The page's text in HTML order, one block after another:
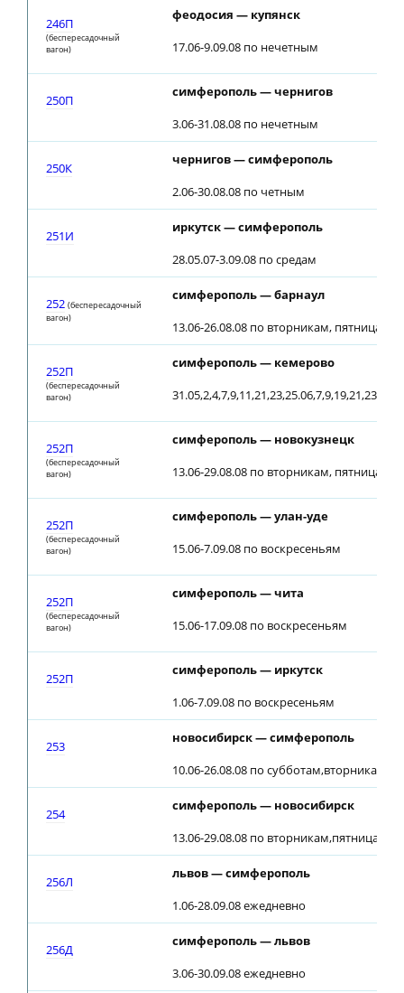
246П
(беспересадочный
вагон)
феодосия — купянск
17.06-9.09.08 по нечетным
250П
симферополь — чернигов
3.06-31.08.08 по нечетным
250К
чернигов — симферополь
2.06-30.08.08 по четным
251И
иркутск — симферополь
28.05.07-3.09.08 по средам
252 (беспересадочный
вагон)
симферополь — барнаул
13.06-26.08.08 по вторникам, пятницам;
252П
(беспересадочный
вагон)
симферополь — кемерово
252П
(беспересадочный
вагон)
симферополь — новокузнецк
13.06-29.08.08 по вторникам, пятницам;
252П
(беспересадочный
вагон)
симферополь — улан-уде
15.06-7.09.08 по воскресеньям
252П
(беспересадочный
вагон)
симферополь — чита
15.06-17.09.08 по воскресеньям
252П
симферополь — иркутск
1.06-7.09.08 по воскресеньям
253
новосибирск — симферополь
10.06-26.08.08 по субботам,вторникам
254
симферополь — новосибирск
13.06-29.08.08 по вторникам,пятницам
256Л
львов — симферополь
1.06-28.09.08 ежедневно
256Д
симферополь — львов
3.06-30.09.08 ежедневно